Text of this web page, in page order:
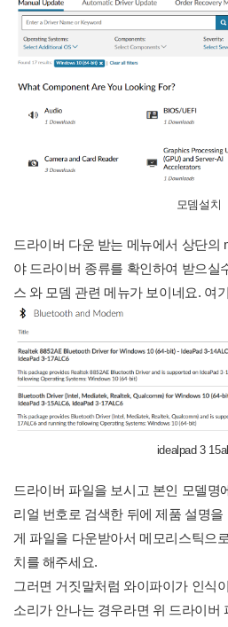
모뎀설치
드라이버 다운 받는 메뉴에서 상단의
야 드라이버 종류를 확인하여 받으실
스 와 모뎀 관련 메뉴가 보이네요. 여
idealpad 3
드라이버 파일을 보시고 본인 모델명
리얼 번호로 검색한 뒤에 제품 설명
게 파일을 다운받아서 메모리스틱으
치를 해주세요.
그러면 거짓말처럼 와이파이가 인식
소리가 안나는 경우라면 위 드라이버